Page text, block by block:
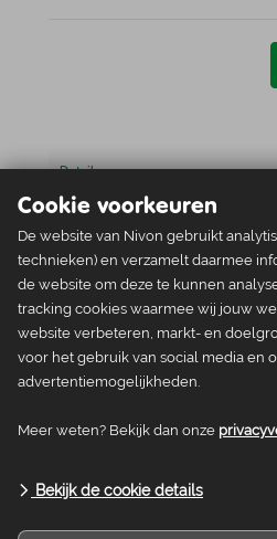
Details
Algemene Voorwaarden
Natuurvriendenhuizen en
Cookie voorkeuren
De website van Nivon gebruikt
technieken) en verzamelt daarmee
de website om deze te kunnen
tracking cookies waarmee wij jouw
website verbeteren, markt- en
voor het gebruik van social media en
advertentiemogelijkheden.
Meer weten? Bekijk dan onze
Bekijk de cookie details